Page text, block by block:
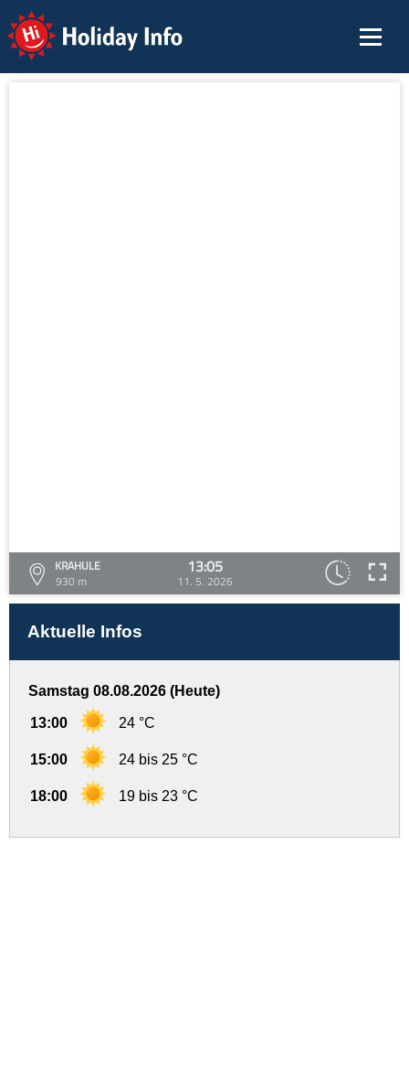
Holiday Info
KRAHULE
930 m
13:05
11. 5. 2026
Aktuelle Infos
Samstag 08.08.2026 (Heute)
13:00 24 °C
15:00 24 bis 25 °C
18:00 19 bis 23 °C